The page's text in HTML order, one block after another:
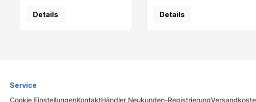
Details Details
Service
Cookie EinstellungenKontaktHändler Neukunden-Registrierung